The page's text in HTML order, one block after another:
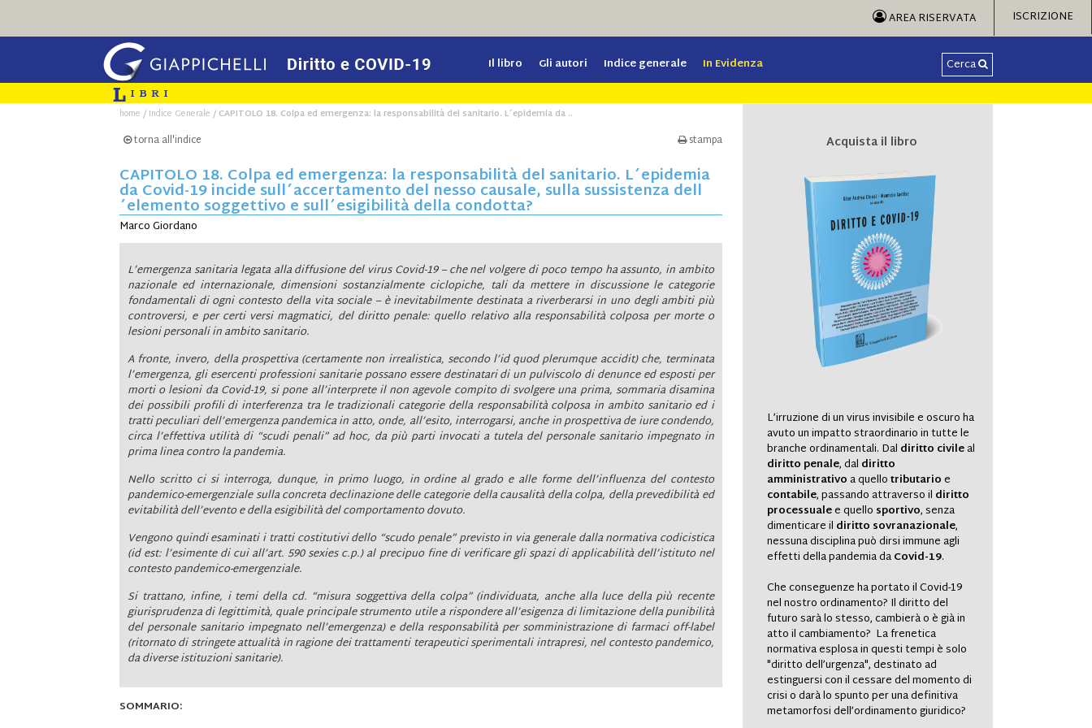
AREA RISERVATA ISCRIZIONE
Cerca
Il libro Gli autori Indice generale In Evidenza
Acquista il libro
L’irruzione di un virus invisibile e oscuro ha
avuto un impatto straordinario in tutte le
branche ordinamentali. Dal diritto civileal
diritto penale, dal diritto
amministrativoa quellotributarioe
contabile, passando attraverso il diritto
processualee quello sportivo, senza
dimenticare il diritto sovranazionale,
nessuna disciplina può dirsiimmuneagli
effetti della pandemia daCovid-19.
Che conseguenze ha portato il Covid-19
nel nostro ordinamento? Il diritto del
futuro sarà lo stesso, cambierà o è già in
atto il cambiamento? La frenetica
normativa esplosa in questi tempi è solo
"diritto dell’urgenza", destinato ad
estinguersi con il cessare del momento di
crisi o darà lo spunto per una definitiva
metamorfosi dell’ordinamento giuridico?
home / Indice Generale / CAPITOLO 18. Colpa ed emergenza: la responsabilità del sanitario. L´epidemia da ..
torna all'indice stampa
CAPITOLO 18. Colpa ed emergenza: la responsabilità del sanitario. L´epidemia
da Covid-19 incide sull´accertamento del nesso causale, sulla sussistenza dell
´elemento soggettivo e sull´esigibilità della condotta?
Marco Giordano
L’emergenza sanitaria legata alla diffusione del virus Covid-19 – che nel volgere di poco tempo ha assunto, in ambito
nazionale ed internazionale, dimensioni sostanzialmente ciclopiche, tali da mettere in discussione le categorie
fondamentali di ogni contesto della vita sociale – è inevitabilmente destinata a riverberarsi in uno degli ambiti più
controversi, e per certi versi magmatici, del diritto penale: quello relativo alla responsabilità colposa per morte o
lesioni personali in ambito sanitario.
A fronte, invero, della prospettiva (certamente non irrealistica, secondo l’id quod plerumque accidit) che, terminata
l’emergenza, gli esercenti professioni sanitarie possano essere destinatari di un pulviscolo di denunce ed esposti per
morti o lesioni da Covid-19, si pone all’interprete il non agevole compito di svolgere una prima, sommaria disamina
dei possibili profili di interferenza tra le tradizionali categorie della responsabilità colposa in ambito sanitario ed i
tratti peculiari dell’emergenza pandemica in atto, onde, all’esito, interrogarsi, anche in prospettiva de iure condendo,
circa l’effettiva utilità di “scudi penali” ad hoc, da più parti invocati a tutela del personale sanitario impegnato in
prima linea contro la pandemia.
Nello scritto ci si interroga, dunque, in primo luogo, in ordine al grado e alle forme dell’influenza del contesto
pandemico-emergenziale sulla concreta declinazione delle categorie della causalità della colpa, della prevedibilità ed
evitabilità dell’evento e della esigibilità del comportamento dovuto.
Vengono quindi esaminati i tratti costitutivi dello “scudo penale” previsto in via generale dalla normativa codicistica
(id est: l’esimente di cui all’art. 590 sexies c.p.) al precipuo fine di verificare gli spazi di applicabilità dell’istituto nel
contesto pandemico-emergenziale.
Si trattano, infine, i temi della cd. “misura soggettiva della colpa” (individuata, anche alla luce della più recente
giurisprudenza di legittimità, quale principale strumento utile a rispondere all’esigenza di limitazione della punibilità
del personale sanitario impegnato nell’emergenza) e della responsabilità per somministrazione di farmaci off-label
(ritornato di stringete attualità in ragione dei trattamenti terapeutici sperimentali intrapresi, nel contesto pandemico,
da diverse istituzioni sanitarie).
SOMMARIO: